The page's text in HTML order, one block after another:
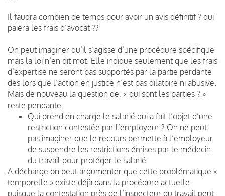
Il faudra combien de temps pour avoir un avis définitif ? qui
paiera les frais d’avocat ??
On peut imaginer qu’il s’agisse d’une procédure spécifique
mais la loi n’en dit mot. Elle indique seulement que les frais
d’expertise ne seront pas supportés par la partie perdante
dès lors que l’action en justice n’est pas dilatoire ni abusive.
Mais de nouveau la question de, « qui sont les parties ? »
reste pendante.
Qui prend en charge le salarié qui a fait l’objet d’une
restriction contestée par l’employeur ? On ne peut
pas imaginer que le recours permette à l’employeur
de suspendre les restrictions émises par le médecin
du travail pour protéger le salarié.
A décharge on peut argumenter que cette problématique «
temporelle » existe déjà dans la procédure actuelle
puisque la contestation près de l’inspecteur du travail peut